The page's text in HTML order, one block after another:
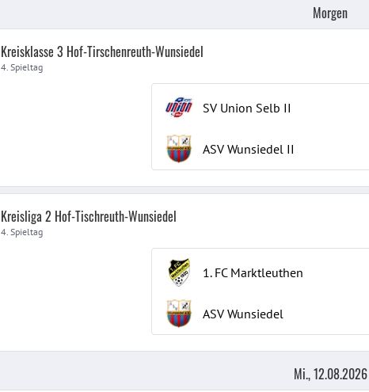
Morgen
Kreisklasse 3 Hof-Tirschenreuth-Wunsiedel
4. Spieltag
SV Union Selb II
ASV Wunsiedel II
Kreisliga 2 Hof-Tischreuth-Wunsiedel
4. Spieltag
1. FC Marktleuthen
ASV Wunsiedel
Mi., 12.08.2026